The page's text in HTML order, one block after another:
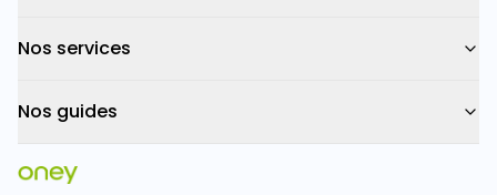
Nos services
Nos guides